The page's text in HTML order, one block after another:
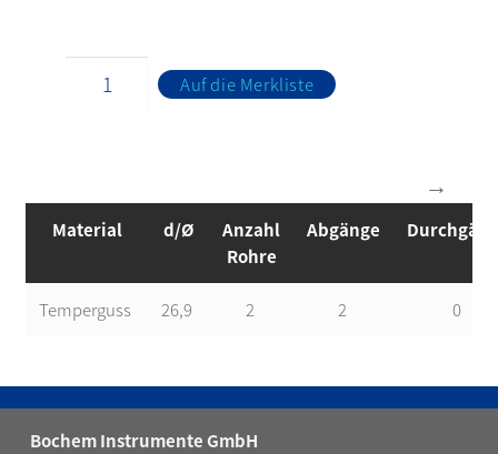
Auf die Merkliste
Material d/Ø
Anzahl
Rohre
Abgänge
Temperguss 26,9 2 2 0
Bochem Instrumente GmbH